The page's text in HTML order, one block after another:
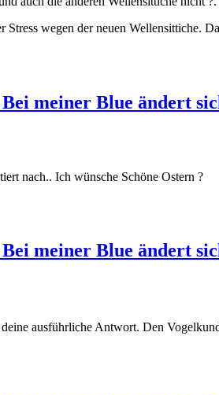
wegen der neuen Wellensittiche.
meiner Blue ändert
nach.. Ich wünsche Schöne Ostern ?
meiner Blue ändert
ausführliche Antwort. Den